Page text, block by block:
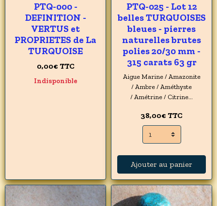
PTQ-000 -
DEFINITION -
VERTUS et
PROPRIETES de La
TURQUOISE
0,00€ TTC
Indisponible
PTQ-025 - Lot 12
belles TURQUOISES
bleues - pierres
naturelles brutes
polies 20/30 mm -
315 carats 63 gr
Aigue Marine / Amazonite
/ Ambre / Améthyste
/ Amétrine / Citrine...
38,00€ TTC
Ajouter au panier